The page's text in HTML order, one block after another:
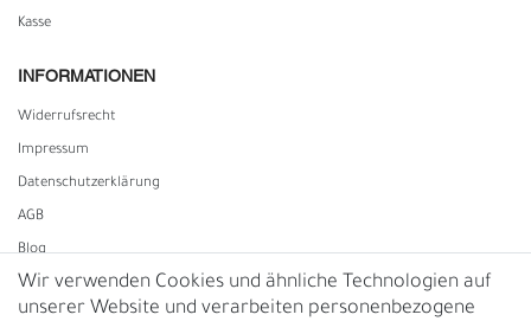
Kasse
INFORMATIONEN
Widerrufs­recht
Impressum
Daten­schutz­erklärung
AGB
Blog
Vertrag widerrufen
Wir verwenden Cookies und ähnliche Technologien auf
unserer Website und verarbeiten personenbezogene